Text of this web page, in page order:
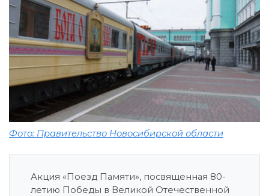
Фото: Правительство Новосибирской области
Акция «Поезд Памяти», посвященная 80-
летию Победы в Великой Отечественной